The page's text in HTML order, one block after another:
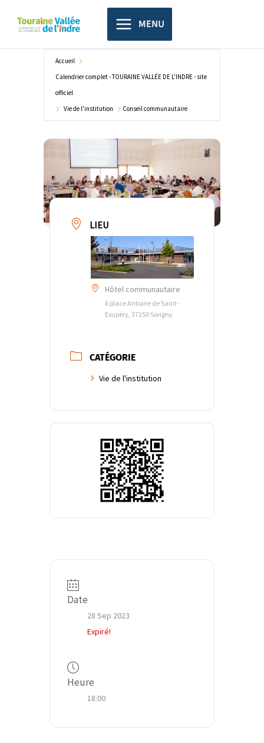
principal
MENU
Accueil
Calendrier complet - TOURAINE VALLÉE DE L'INDRE - site
officiel
Vie de l'institution
Conseil communautaire
LIEU
Hôtel communautaire
6 place Antoine de Saint-
Exupéry, 37250 Sorigny
CATÉGORIE
Vie de l'institution
Date
28 Sep 2023
Expiré!
Heure
18:00